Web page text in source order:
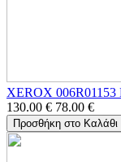
XEROX 006R01153
130.00 € 78.00 €
Προσθήκη στο Καλάθι